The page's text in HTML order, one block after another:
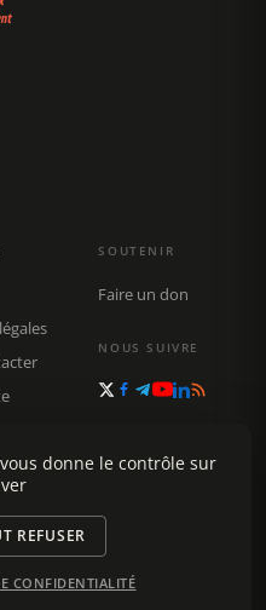
SOUTENIR
Faire un don
NOUS SUIVRE
· Tous droits réservés ·
donne le contrôle sur
REFUSER
CONFIDENTIALITÉ